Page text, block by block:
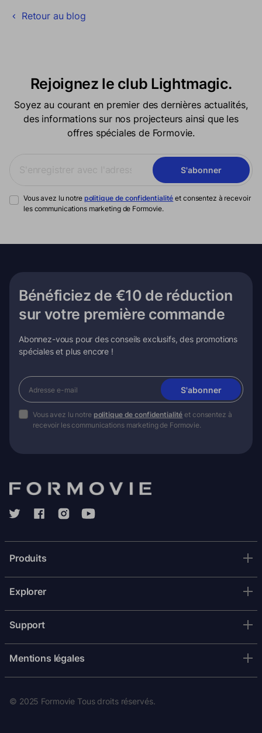
Retour au blog
Rejoignez le club Lightmagic.
Soyez au courant en premier des dernières actualités,
des informations sur nos projecteurs ainsi que les
offres spéciales de Formovie.
S'abonner
Vous avez lu notre politique de confidentialité et consentez à recevoir
les communications marketing de Formovie.
Bénéficiez de €10 de réduction
sur votre première commande
Abonnez-vous pour des conseils exclusifs, des promotions
spéciales et plus encore !
S'abonner
Vous avez lu notre politique de confidentialité et consentez à
recevoir les communications marketing de Formovie.
Produits
Explorer
Support
Mentions légales
© 2025 Formovie Tous droits réservés.